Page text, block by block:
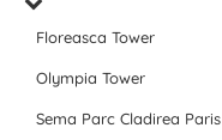
Floreasca Tower
Olympia Tower
Sema Parc Cladirea Paris